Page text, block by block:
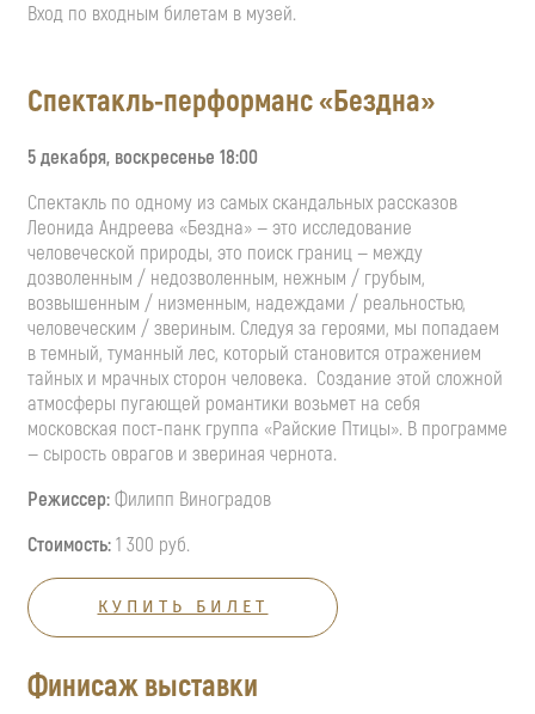
Вход по входным билетам в музей.
Спектакль-перформанс «Бездна»
5 декабря, воскресенье 18:00
Спектакль по одному из самых скандальных рассказов
Леонида Андреева «Бездна» — это исследование
человеческой природы, это поиск границ — между
дозволенным / недозволенным, нежным / грубым,
возвышенным / низменным, надеждами / реальностью,
человеческим / звериным. Следуя за героями, мы попадаем
в темный, туманный лес, который становится отражением
тайных и мрачных сторон человека. Создание этой сложной
атмосферы пугающей романтики возьмет на себя
московская пост-панк группа «Райские Птицы». В программе
— сырость оврагов и звериная чернота.
Режиссер:Филипп Виноградов
Стоимость:1 300 руб.
КУПИТЬ БИЛЕТ
Финисаж выставки